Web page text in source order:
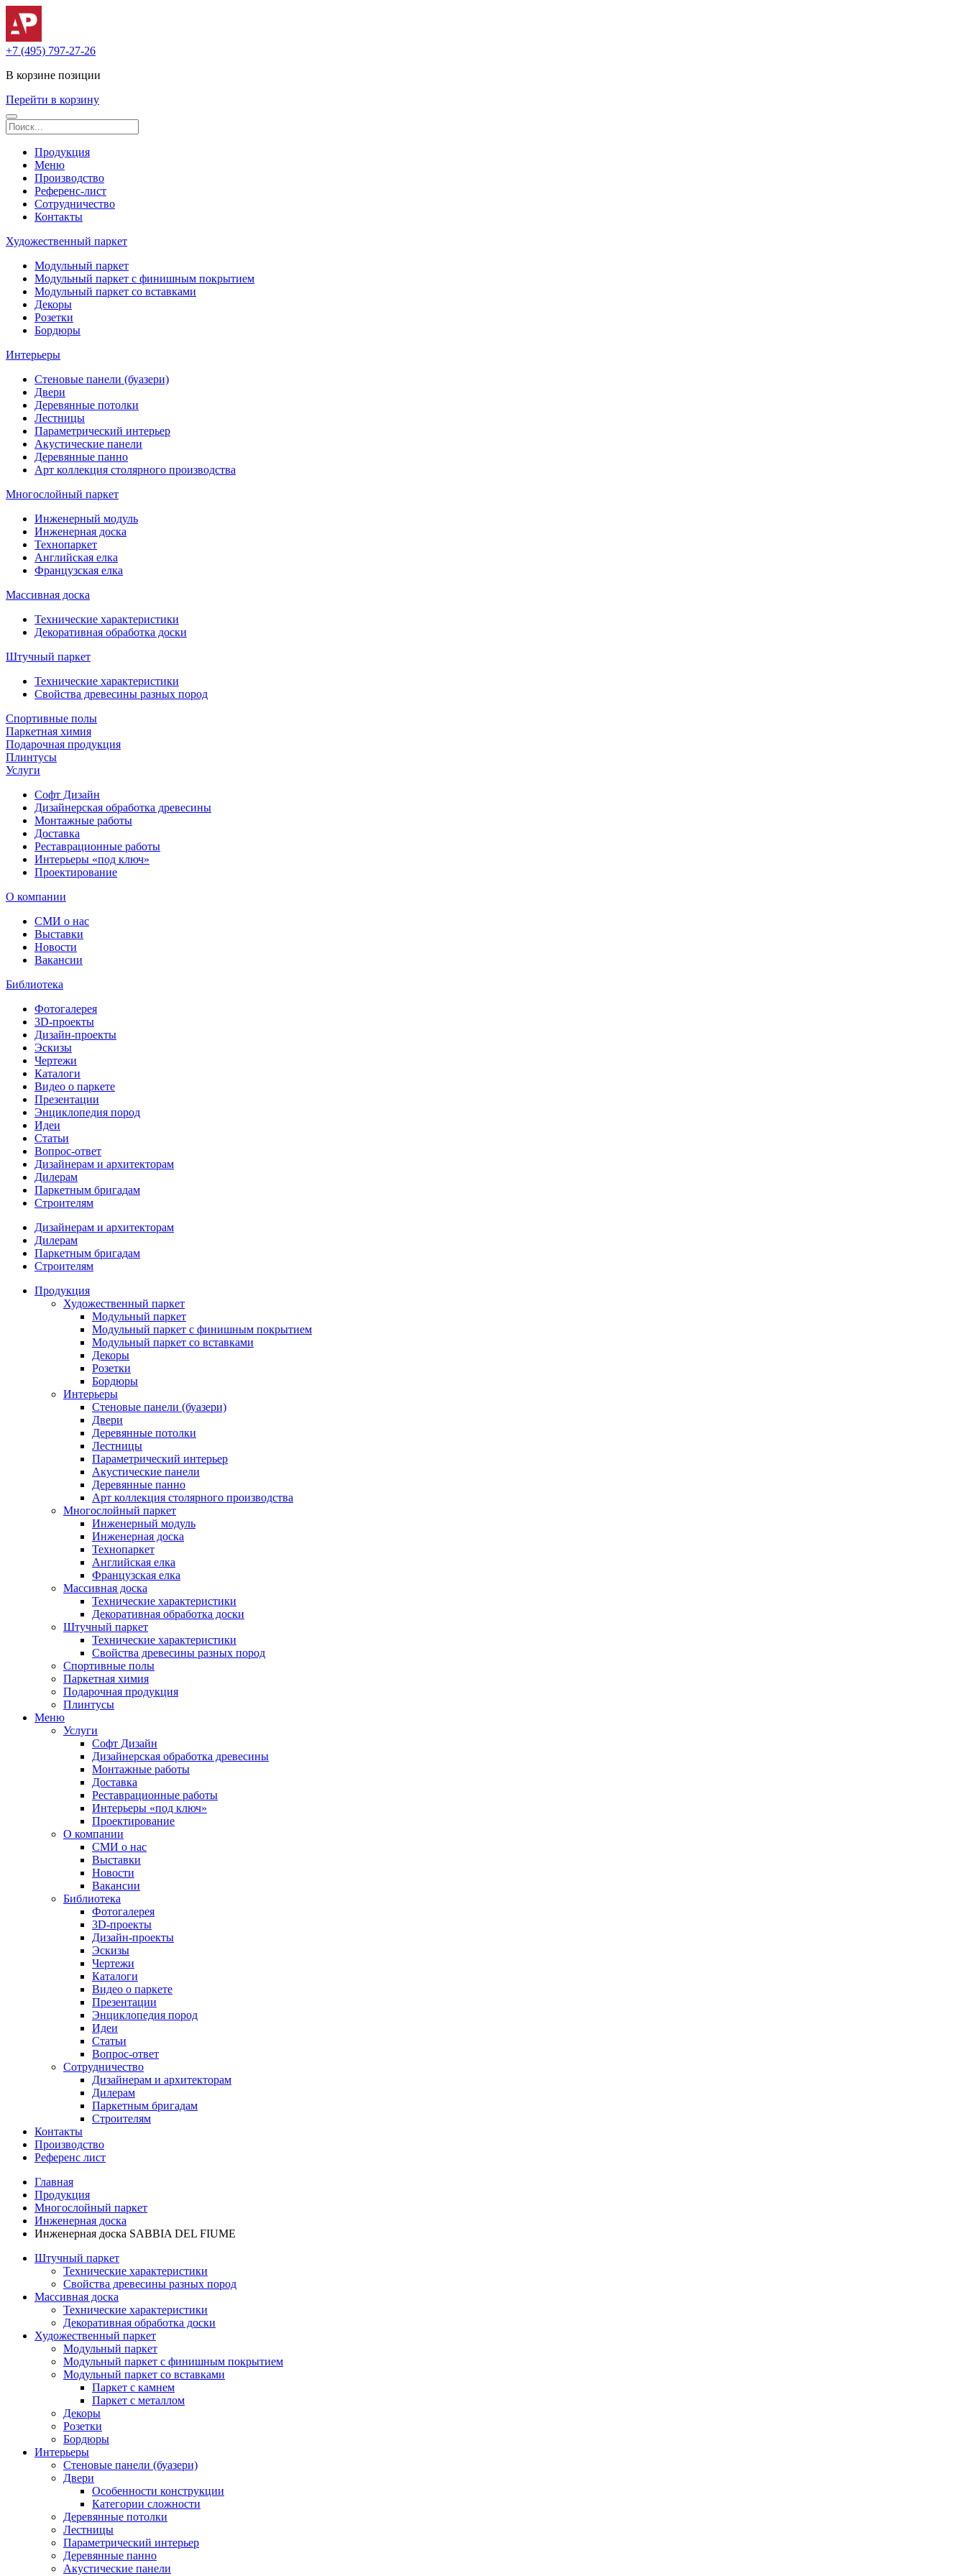
+7 (495) 797-27-26
В корзине позиции
Перейти в корзину
Продукция
Меню
Производство
Референс-лист
Сотрудничество
Контакты
Художественный паркет
Модульный паркет
Модульный паркет с финишным покрытием
Модульный паркет со вставками
Декоры
Розетки
Бордюры
Интерьеры
Стеновые панели (буазери)
Двери
Деревянные потолки
Лестницы
Параметрический интерьер
Акустические панели
Деревянные панно
Арт коллекция столярного производства
Многослойный паркет
Инженерный модуль
Инженерная доска
Технопаркет
Английская елка
Французская елка
Массивная доска
Технические характеристики
Декоративная обработка доски
Штучный паркет
Технические характеристики
Свойства древесины разных пород
Спортивные полы
Паркетная химия
Подарочная продукция
Плинтусы
Услуги
Софт Дизайн
Дизайнерская обработка древесины
Монтажные работы
Доставка
Реставрационные работы
Интерьеры «под ключ»
Проектирование
О компании
СМИ о нас
Выставки
Новости
Вакансии
Библиотека
Фотогалерея
3D-проекты
Дизайн-проекты
Эскизы
Чертежи
Каталоги
Видео о паркете
Презентации
Энциклопедия пород
Идеи
Статьи
Вопрос-ответ
Дизайнерам и архитекторам
Дилерам
Паркетным бригадам
Строителям
Дизайнерам и архитекторам
Дилерам
Паркетным бригадам
Строителям
Продукция
Художественный паркет
Модульный паркет
Модульный паркет с финишным покрытием
Модульный паркет со вставками
Декоры
Розетки
Бордюры
Интерьеры
Стеновые панели (буазери)
Двери
Деревянные потолки
Лестницы
Параметрический интерьер
Акустические панели
Деревянные панно
Арт коллекция столярного производства
Многослойный паркет
Инженерный модуль
Инженерная доска
Технопаркет
Английская елка
Французская елка
Массивная доска
Технические характеристики
Декоративная обработка доски
Штучный паркет
Технические характеристики
Свойства древесины разных пород
Спортивные полы
Паркетная химия
Подарочная продукция
Плинтусы
Меню
Услуги
Софт Дизайн
Дизайнерская обработка древесины
Монтажные работы
Доставка
Реставрационные работы
Интерьеры «под ключ»
Проектирование
О компании
СМИ о нас
Выставки
Новости
Вакансии
Библиотека
Фотогалерея
3D-проекты
Дизайн-проекты
Эскизы
Чертежи
Каталоги
Видео о паркете
Презентации
Энциклопедия пород
Идеи
Статьи
Вопрос-ответ
Сотрудничество
Дизайнерам и архитекторам
Дилерам
Паркетным бригадам
Строителям
Контакты
Производство
Референс лист
Главная
Продукция
Многослойный паркет
Инженерная доска
Инженерная доска SABBIA DEL FIUME
Штучный паркет
Технические характеристики
Свойства древесины разных пород
Массивная доска
Технические характеристики
Декоративная обработка доски
Художественный паркет
Модульный паркет
Модульный паркет с финишным покрытием
Модульный паркет со вставками
Паркет с камнем
Паркет с металлом
Декоры
Розетки
Бордюры
Интерьеры
Стеновые панели (буазери)
Двери
Особенности конструкции
Категории сложности
Деревянные потолки
Лестницы
Параметрический интерьер
Деревянные панно
Акустические панели